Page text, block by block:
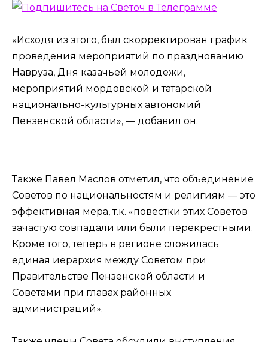
«Исходя из этого, был скорректирован график
проведения мероприятий по празднованию
Навруза, Дня казачьей молодежи,
мероприятий мордовской и татарской
национально-культурных автономий
Пензенской области», — добавил он.
Также Павел Маслов отметил, что объединение
Советов по национальностям и религиям — это
эффективная мера, т.к. «повестки этих Советов
зачастую совпадали или были перекрестными.
Кроме того, теперь в регионе сложилась
единая иерархия между Советом при
Правительстве Пензенской области и
Советами при главах районных
администраций».